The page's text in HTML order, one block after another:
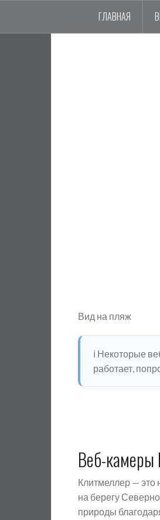
ГЛАВНАЯ
Вид на пляж
ℹ️ Некоторые
работает,
Веб-камеры
Клитмеллер — это
на берегу
природы